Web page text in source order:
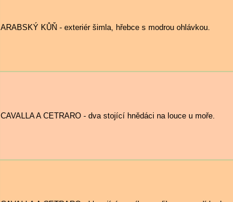
ARABSKÝ KŮŇ - exteriér šimla, hřebce s modrou ohlávkou.
CAVALLA A CETRARO - dva stojící hnědáci na louce u moře.